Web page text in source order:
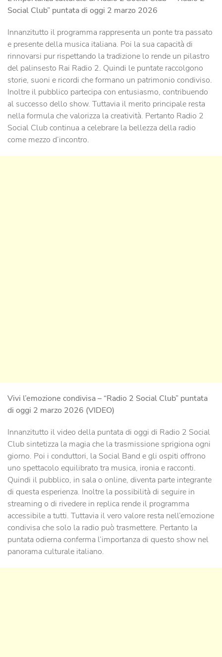
Social Club” puntata di oggi 2 marzo 2026
Innanzitutto il programma rappresenta un ponte tra passato
e presente della musica italiana. Poi la sua capacità di
rinnovarsi pur rispettando la tradizione lo rende un pilastro
del palinsesto Rai Radio 2. Quindi le puntate raccolgono
storie, suoni e ricordi che formano un patrimonio condiviso.
Inoltre il pubblico partecipa con entusiasmo, contribuendo
al successo dello show. Tuttavia il merito principale resta
nella formula che valorizza la creatività. Pertanto Radio 2
Social Club continua a celebrare la bellezza della radio
come mezzo d’incontro.
Vivi l’emozione condivisa – “Radio 2 Social Club” puntata
di oggi 2 marzo 2026 (VIDEO)
Innanzitutto il video della puntata di oggi di Radio 2 Social
Club sintetizza la magia che la trasmissione sprigiona ogni
giorno. Poi i conduttori, la Social Band e gli ospiti offrono
uno spettacolo equilibrato tra musica, ironia e racconti.
Quindi il pubblico, in sala o online, diventa parte integrante
di questa esperienza. Inoltre la possibilità di seguire in
streaming o di rivedere in replica rende il programma
accessibile a tutti. Tuttavia il vero valore resta nell’emozione
condivisa che solo la radio può trasmettere. Pertanto la
puntata odierna conferma l’importanza di questo show nel
panorama culturale italiano.